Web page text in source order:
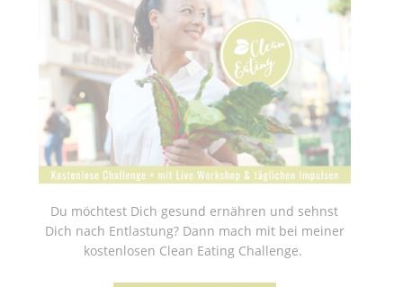
Du möchtest Dich gesund ernähren und sehnst
Dich nach Entlastung? Dann mach mit bei meiner
kostenlosen Clean Eating Challenge.